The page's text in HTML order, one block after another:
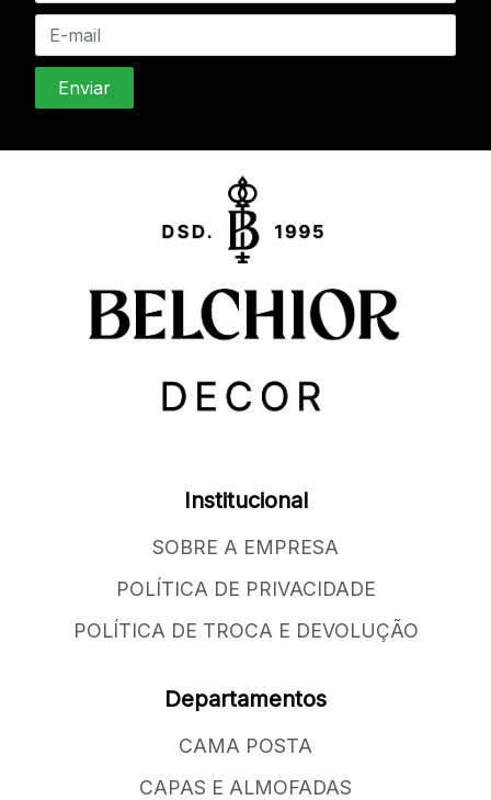
Institucional
SOBRE A EMPRESA
POLÍTICA DE PRIVACIDADE
POLÍTICA DE TROCA E DEVOLUÇÃO
Departamentos
CAMA POSTA
CAPAS E ALMOFADAS